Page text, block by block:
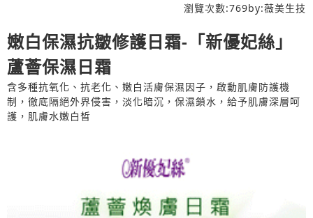
瀏覽次數:769by:薇美生技
嫩白保濕抗皺修護日霜-「新優妃絲」
蘆薈保濕日霜
含多種抗氧化、抗老化、嫩白活膚保濕因子，啟動肌膚防護機
制，徹底隔絕外界侵害，淡化暗沉，保濕鎖水，給予肌膚深層呵
護，肌膚水嫩白晳